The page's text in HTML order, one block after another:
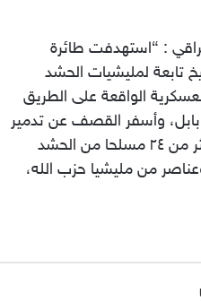
: “استهدفت طائرة
تابعة لمليشيات الحشد
الواقعة على الطريق
بابل، وأسفر القصف عن تدمير
المخازن بالكامل، ومقتل أكثر من ٢٤ مسلحا من الحشد
من مليشيا حزب الله،